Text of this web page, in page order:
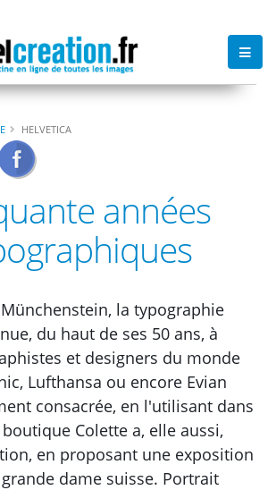
HELVETICA
années
la typographie
du haut de ses 50 ans, à
et designers du monde
Lufthansa ou encore Evian
consacrée, en l'utilisant dans
Colette a, elle aussi,
en proposant une exposition
dame suisse. Portrait